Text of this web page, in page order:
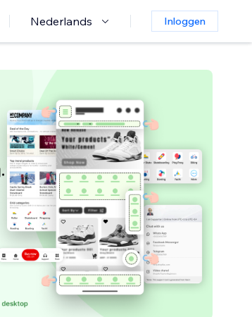
Nederlands Inloggen